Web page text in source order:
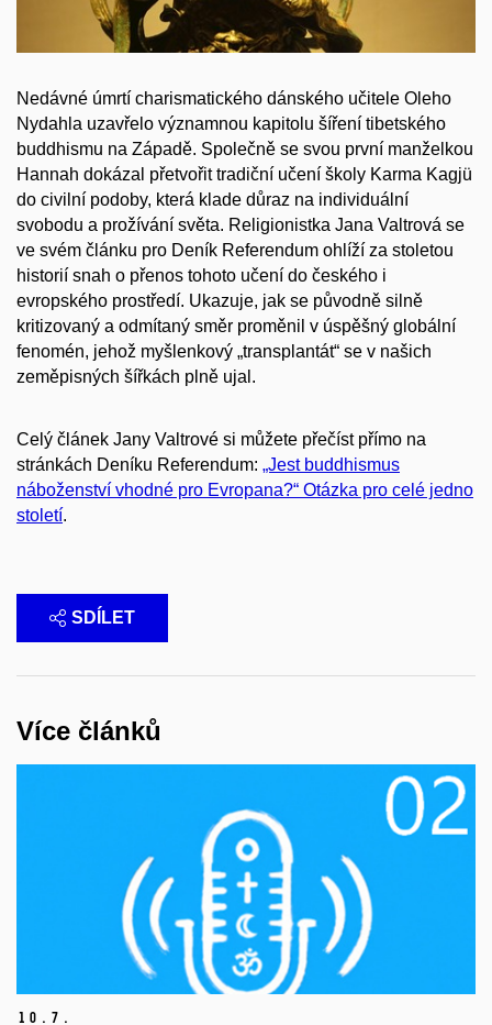
Nedávné úmrtí charismatického dánského učitele Oleho
Nydahla uzavřelo významnou kapitolu šíření tibetského
buddhismu na Západě. Společně se svou první manželkou
Hannah dokázal přetvořit tradiční učení školy Karma Kagjü
do civilní podoby, která klade důraz na individuální
svobodu a prožívání světa. Religionistka Jana Valtrová se
ve svém článku pro Deník Referendum ohlíží za stoletou
historií snah o přenos tohoto učení do českého i
evropského prostředí. Ukazuje, jak se původně silně
kritizovaný a odmítaný směr proměnil v úspěšný globální
fenomén, jehož myšlenkový „transplantát“ se v našich
zeměpisných šířkách plně ujal.
Celý článek Jany Valtrové si můžete přečíst přímo na
stránkách Deníku Referendum: „Jest buddhismus
náboženství vhodné pro Evropana?“ Otázka pro celé jedno
století.
SDÍLET
Více článků
10. 7.